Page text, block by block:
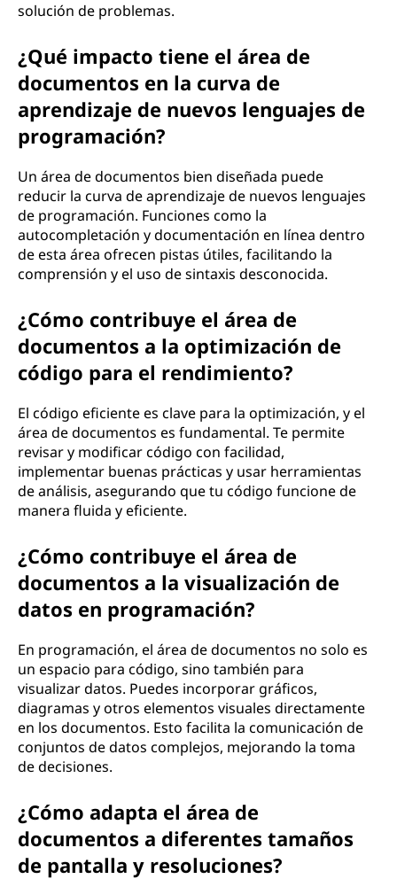
solución de problemas.
¿Qué impacto tiene el área de
documentos en la curva de
aprendizaje de nuevos lenguajes de
programación?
Un área de documentos bien diseñada puede
reducir la curva de aprendizaje de nuevos lenguajes
de programación. Funciones como la
autocompletación y documentación en línea dentro
de esta área ofrecen pistas útiles, facilitando la
comprensión y el uso de sintaxis desconocida.
¿Cómo contribuye el área de
documentos a la optimización de
código para el rendimiento?
El código eficiente es clave para la optimización, y el
área de documentos es fundamental. Te permite
revisar y modificar código con facilidad,
implementar buenas prácticas y usar herramientas
de análisis, asegurando que tu código funcione de
manera fluida y eficiente.
¿Cómo contribuye el área de
documentos a la visualización de
datos en programación?
En programación, el área de documentos no solo es
un espacio para código, sino también para
visualizar datos. Puedes incorporar gráficos,
diagramas y otros elementos visuales directamente
en los documentos. Esto facilita la comunicación de
conjuntos de datos complejos, mejorando la toma
de decisiones.
¿Cómo adapta el área de
documentos a diferentes tamaños
de pantalla y resoluciones?